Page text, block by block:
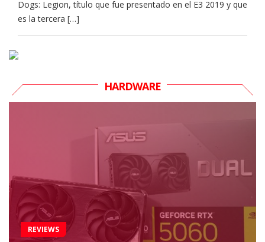
Dogs: Legion, título que fue presentado en el E3 2019 y que
es la tercera […]
HARDWARE
REVIEWS